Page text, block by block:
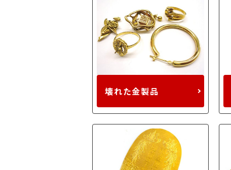
壊れた金製品